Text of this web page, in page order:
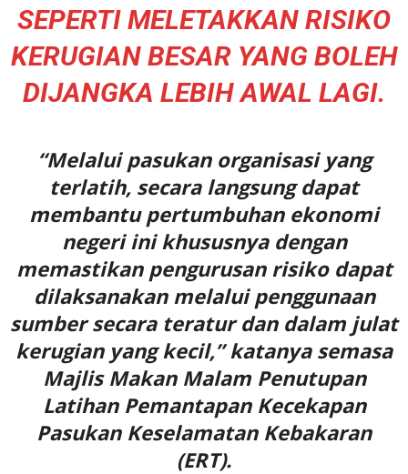
SEPERTI MELETAKKAN RISIKO
KERUGIAN BESAR YANG BOLEH
DIJANGKA LEBIH AWAL LAGI.
“Melalui pasukan organisasi yang
terlatih, secara langsung dapat
membantu pertumbuhan ekonomi
negeri ini khususnya dengan
memastikan pengurusan risiko dapat
dilaksanakan melalui penggunaan
sumber secara teratur dan dalam julat
kerugian yang kecil,” katanya semasa
Majlis Makan Malam Penutupan
Latihan Pemantapan Kecekapan
Pasukan Keselamatan Kebakaran
(ERT).